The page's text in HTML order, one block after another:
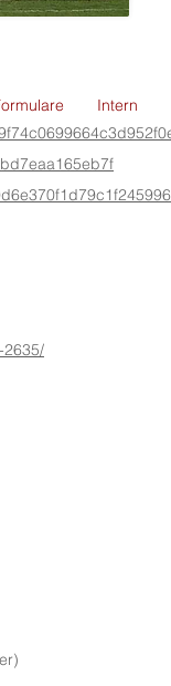
Intern
2635/